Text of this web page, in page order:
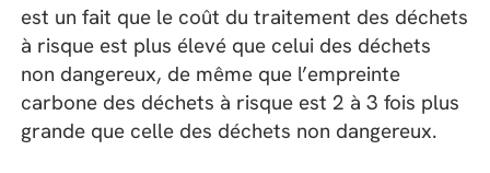
est un fait que le coût du traitement des déchets
à risque est plus élevé que celui des déchets
non dangereux, de même que l’empreinte
carbone des déchets à risque est 2 à 3 fois plus
grande que celle des déchets non dangereux.